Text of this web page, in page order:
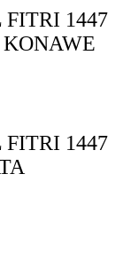
1447
1447